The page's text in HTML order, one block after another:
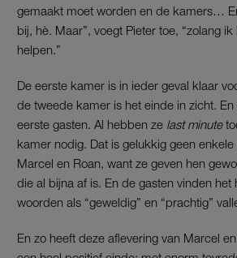
gemaakt moet worden en de kamers…
bij, hè. Maar”, voegt Pieter toe, “zolang
helpen.”
De eerste kamer is in ieder geval klaar
de tweede kamer is het einde in zicht.
eerste gasten. Al hebben ze last minute
kamer nodig. Dat is gelukkig geen
Marcel en Roan, want ze geven hen
die al bijna af is. En de gasten vinden het
woorden als “geweldig” en “prachtig”
En zo heeft deze aflevering van Marcel